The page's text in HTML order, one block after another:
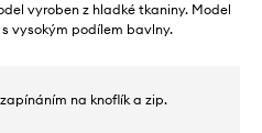
vyroben z hladké tkaniny. Model
vysokým podílem bavlny.
na knoflík a zip.